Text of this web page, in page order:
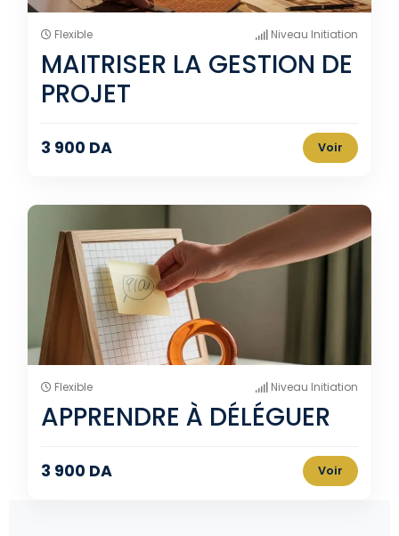
Flexible Niveau Initiation
MAITRISER LA GESTION DE
PROJET
3 900 DA Voir
Flexible Niveau Initiation
APPRENDRE À DÉLÉGUER
3 900 DA Voir